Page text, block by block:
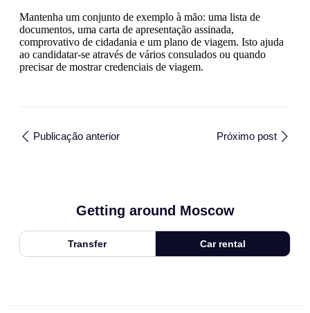
Mantenha um conjunto de exemplo à mão: uma lista de
documentos, uma carta de apresentação assinada,
comprovativo de cidadania e um plano de viagem. Isto ajuda
ao candidatar-se através de vários consulados ou quando
precisar de mostrar credenciais de viagem.
Publicação anterior Próximo post
Getting around Moscow
Transfer Car rental